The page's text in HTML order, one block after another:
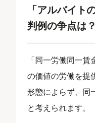
「アルバイト
判例の争点は？
「同一労働同一
の価値の労働を提
形態によらず、同
と考えられます。